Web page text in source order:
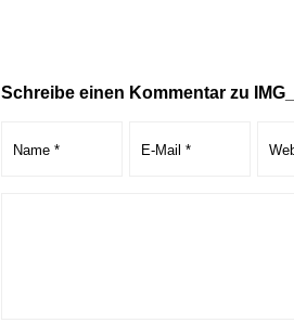
Schreibe einen Kommentar zu